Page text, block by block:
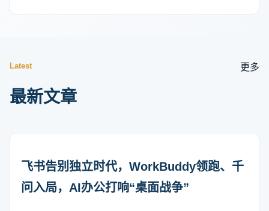
Latest
最新文章
更多
飞书告别独立时代，WorkBuddy领跑、千
问入局，AI办公打响“桌面战争”